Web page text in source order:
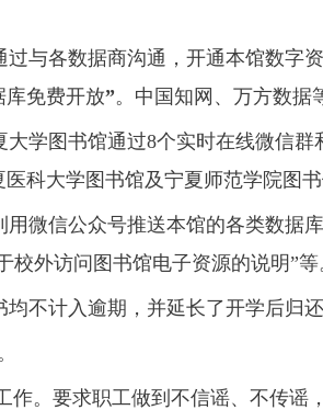
过与各数据商沟通，开通本馆数字
库免费开放”。中国知网、万方数据
大学图书馆通过8个实时在线微信
科大学图书馆及宁夏师范学院图
用微信公众号推送本馆的各类数据库
外访问图书馆电子资源的说明”等
不计入逾期，并延长了开学后归还
。
。要求职工做到不信谣、不传谣